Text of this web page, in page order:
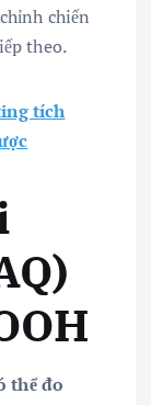
chiến
theo.
tích
thể đo